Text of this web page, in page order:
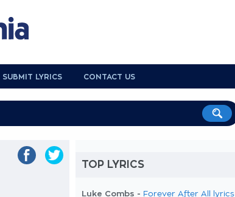
SUBMIT LYRICS CONTACT US
TOP LYRICS
Luke Combs - Forever After All lyrics